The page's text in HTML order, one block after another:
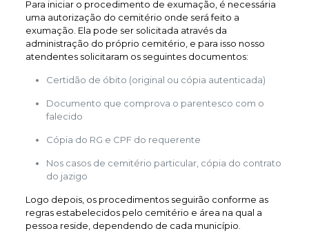
Para iniciar o procedimento de exumação, é necessária
uma autorização do cemitério onde será feito a
exumação. Ela pode ser solicitada através da
administração do próprio cemitério, e para isso nosso
atendentes solicitaram os seguintes documentos:
Certidão de óbito (original ou cópia autenticada)
Documento que comprova o parentesco com o
falecido
Cópia do RG e CPF do requerente
Nos casos de cemitério particular, cópia do contrato
do jazigo
Logo depois, os procedimentos seguirão conforme as
regras estabelecidos pelo cemitério e área na qual a
pessoa reside, dependendo de cada município.